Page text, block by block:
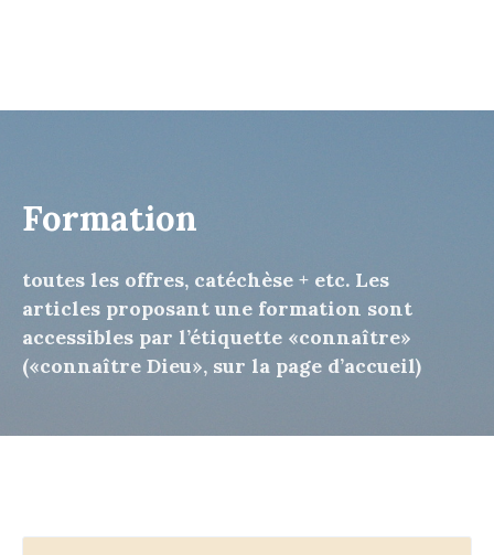
Formation
toutes les offres, catéchèse + etc. Les
articles proposant une formation sont
accessibles par l’étiquette «connaître»
(«connaître Dieu», sur la page d’accueil)